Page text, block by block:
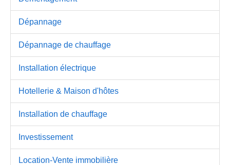
Dépannage
Dépannage de chauffage
Installation électrique
Hotellerie & Maison d'hôtes
Installation de chauffage
Investissement
Location-Vente immobilière